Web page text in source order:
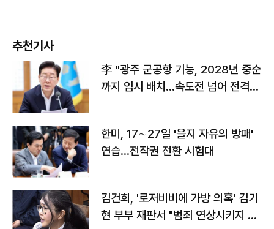
추천기사
李 "광주 군공항 기능, 2028년 중순
까지 임시 배치…속도전 넘어 전격
한미, 17∼27일 '을지 자유의 방패'
연습…전작권 전환 시험대
김건희, '로저비비에 가방 의혹' 김기
현 부부 재판서 "범죄 연상시키지 말